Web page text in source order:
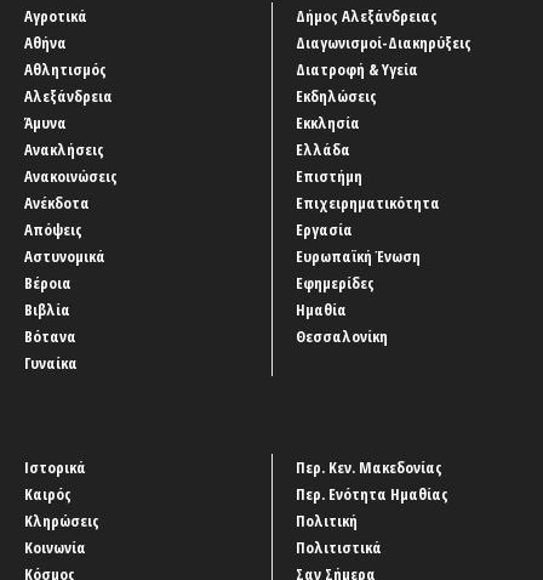
Αγροτικά
Αθήνα
Αθλητισμός
Αλεξάνδρεια
Άμυνα
Ανακλήσεις
Ανακοινώσεις
Ανέκδοτα
Απόψεις
Αστυνομικά
Βέροια
Βιβλία
Βότανα
Γυναίκα
Δήμος Αλεξάνδρειας
Διαγωνισμοί-Διακηρύξεις
Διατροφή & Υγεία
Εκδηλώσεις
Εκκλησία
Ελλάδα
Επιστήμη
Επιχειρηματικότητα
Εργασία
Ευρωπαϊκή Ένωση
Εφημερίδες
Ημαθία
Θεσσαλονίκη
Ιστορικά
Καιρός
Κληρώσεις
Κοινωνία
Κόσμος
Περ. Κεν. Μακεδονίας
Περ. Ενότητα Ημαθίας
Πολιτική
Πολιτιστικά
Σαν Σήμερα